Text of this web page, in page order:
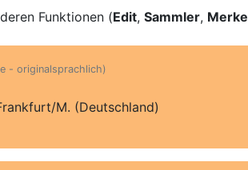
Funktionen (Edit, Sammler, Merke
- originalsprachlich)
M. (Deutschland)